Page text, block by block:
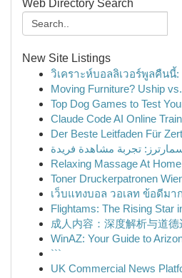
Web Directory Search
New Site Listings
วิเคราะห์บอลลิเวอร์พูลคืนนี้:
Moving Furniture? Uship
Top Dog Games to Test
Claude Code AI Online
Der Beste Leitfaden Für
تجربة مشاهدة فريدة
Relaxing Massage At
Toner Druckerpatronen
เว็บแทงบอล วอเลท ข้อดีมา
Flightams: The Rising Star
成人内容：深度解析与道德
WinAZ: Your Guide to
```
UK Commercial News